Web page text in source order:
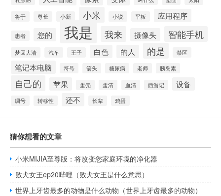
将于 尊长 小新 小米 小说 平板 应用程序
患者 您的 我是 我来 摄像头 智能手机
梦回大清 汽车 王子 白色 的人 的是 禁区
笔记本电脑 符号 箭头 糖尿病 老师 胰岛素
自己的 苹果 蛋壳 蛋清 血清 西游记 设备
调号 转移性 还不 长辈 鸡蛋
猜你想看的文章
小米MIJIA至尊版：将改变您家庭环境的净化器
败犬女王ep20哔哩（败犬女王是什么意思）
世界上牙齿最多的动物是什么动物（世界上牙齿最多的动物）